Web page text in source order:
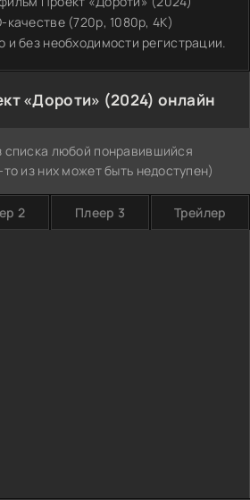
(720p, 1080p, 4K)
и без необходимости регистрации.
«Дороти» (2024) онлайн
списка любой понравившийся
из них может быть недоступен)
2 Плеер 3 Трейлер